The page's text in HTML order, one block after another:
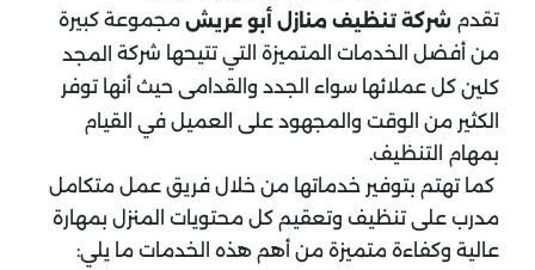
تقدم شركة تنظيف منازل أبو عريش مجموعة كبيرة
من أفضل الخدمات المتميزة التي تتيحها شركة المجد
كلين كل عملائها سواء الجدد والقدامى حيث أنها توفر
الكثير من الوقت والمجهود على العميل في القيام
بمهام التنظيف.
كما تهتم بتوفير خدماتها من خلال فريق عمل متكامل
مدرب على تنظيف وتعقيم كل محتويات المنزل بمهارة
عالية وكفاءة متميزة من أهم هذه الخدمات ما يلي: